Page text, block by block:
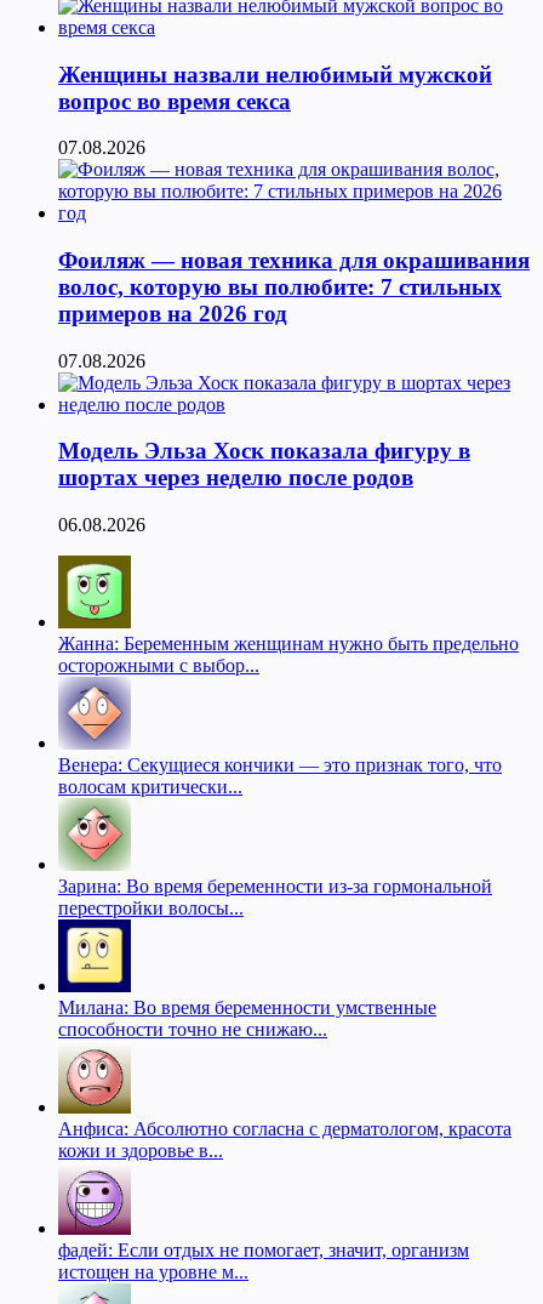
Женщины назвали нелюбимый мужской
вопрос во время секса
07.08.2026
Фоиляж — новая техника для окрашивания
волос, которую вы полюбите: 7 стильных
примеров на 2026 год
07.08.2026
Модель Эльза Хоск показала фигуру в
шортах через неделю после родов
06.08.2026
Жанна: Беременным женщинам нужно быть предельно
осторожными с выбор...
Венера: Секущиеся кончики — это признак того, что
волосам критически...
Зарина: Во время беременности из-за гормональной
перестройки волосы...
Милана: Во время беременности умственные
способности точно не снижаю...
Анфиса: Абсолютно согласна с дерматологом, красота
кожи и здоровье в...
фадей: Если отдых не помогает, значит, организм
истощен на уровне м...